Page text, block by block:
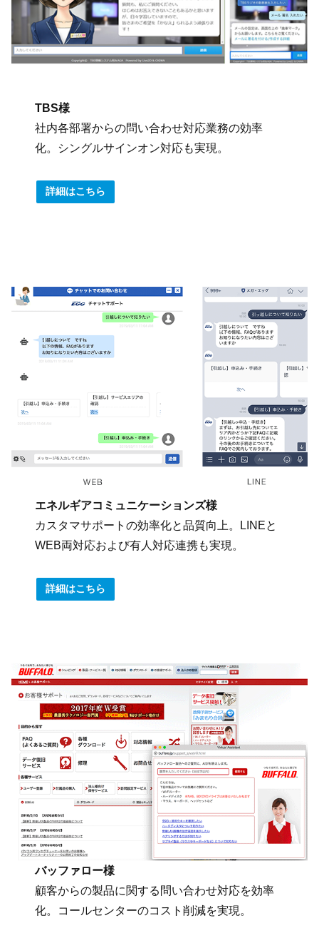
TBS様
社内各部署からの問い合わせ対応業務の効率
化。シングルサインオン対応も実現。
詳細はこちら
エネルギアコミュニケーションズ様
カスタマサポートの効率化と品質向上。LINEと
WEB両対応および有人対応連携も実現。
詳細はこちら
バッファロー様
顧客からの製品に関する問い合わせ対応を効率
化。コールセンターのコスト削減を実現。